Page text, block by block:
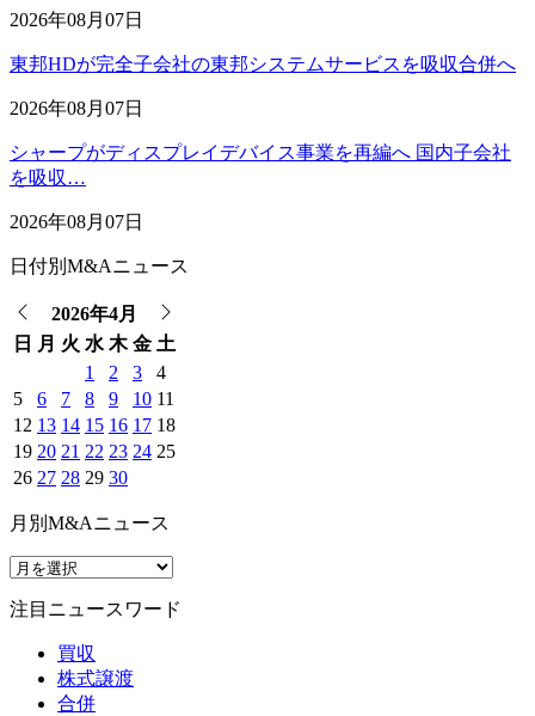
2026年08月07日
東邦HDが完全子会社の東邦システムサービスを吸収合併へ
2026年08月07日
シャープがディスプレイデバイス事業を再編へ 国内子会社
を吸収…
2026年08月07日
日付別M&Aニュース
2026年4月
日
月 火 水 木 金 土
1
2 3
4
5
6 7 8 9 10 11
12 13 14 15 16 17 18
19 20 21 22 23 24 25
26 27 28 29 30
月別M&Aニュース
注目ニュースワード
買収
株式譲渡
合併